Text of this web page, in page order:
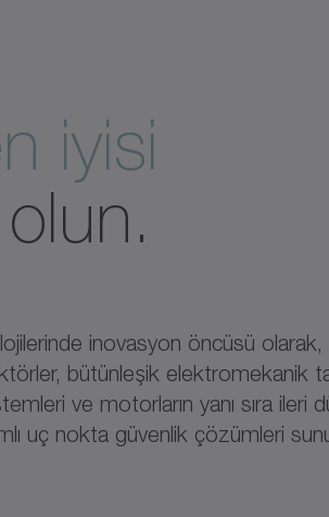
iyisi
inovasyon öncüsü olarak,
bütünleşik elektromekanik
ve motorların yanı sıra ileri
uç nokta güvenlik çözümleri